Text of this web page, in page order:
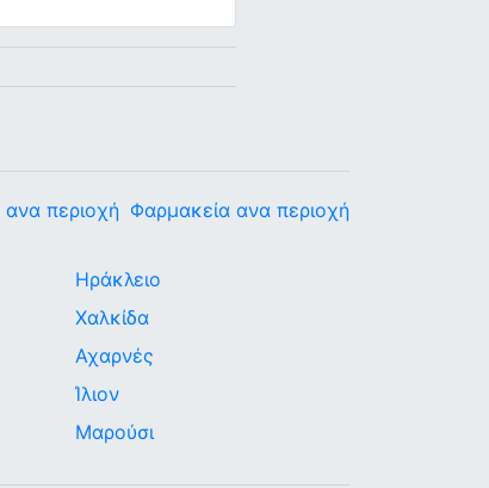
Φαρμακεία ανα περιοχή
περιοχή
Ηράκλειο
Χαλκίδα
Αχαρνές
Ίλιον
Μαρούσι